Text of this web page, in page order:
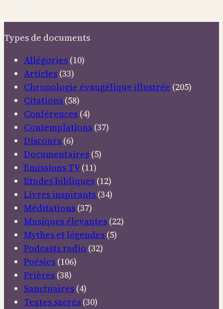
Types de documents
Allégories (10)
Articles (33)
Chronologie évangélique illustrée (205)
Citations (58)
Conférences (4)
Contemplations (37)
Discours (6)
Documentaires (5)
Emissions TV(11)
Etudes bibliques (12)
Livres inspirants (34)
Méditations (37)
Musiques élevantes (22)
Mythes et légendes (5)
Podcasts radio (32)
Poésies (106)
Prières (38)
Sanctuaires (4)
Textes sacrés (30)